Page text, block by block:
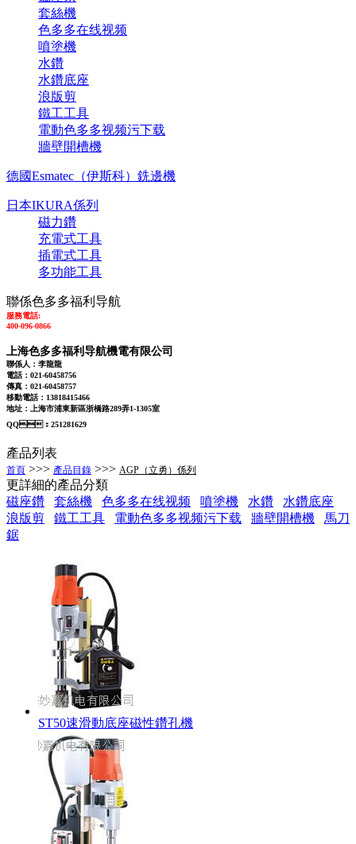
套絲機
色多多在线视频
噴塗機
水鑽
水鑽底座
浪版剪
鐵工工具
電動色多多视频污下载
牆壁開槽機
德國Esmatec（伊斯科）銑邊機
日本IKURA係列
磁力鑽
充電式工具
插電式工具
多功能工具
聯係色多多福利导航
服務電話:
400-096-0866
上海色多多福利导航機電有限公司
聯係人：李龍龍
電話：021-60458756
傳真：021-60458757
移動電話：13818415466
地址：上海市浦東新區浙橋路289弄1-1305室
QQ：251281629
產品列表
首頁 >>> 產品目錄 >>> AGP（立勇）係列
更詳細的產品分類
磁座鑽
套絲機 色多多在线视频 噴塗機 水鑽
水鑽底座
浪版剪
鐵工工具 電動色多多视频污下载 牆壁開槽機
馬刀
鋸
ST50速滑動底座磁性鑽孔機